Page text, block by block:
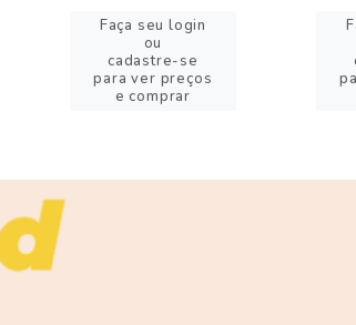
Faça seu login
ou
cadastre-se
para ver preços
e comprar